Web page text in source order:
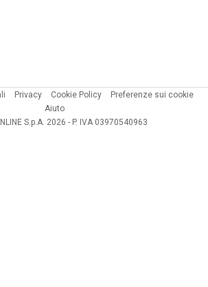
Privacy Cookie Policy
Preferenze sui cookie
Aiuto
S.p.A. 2026 - P. IVA 03970540963